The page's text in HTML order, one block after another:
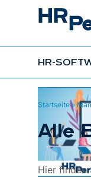
HR-
Startseite»
Alle
Hier finden